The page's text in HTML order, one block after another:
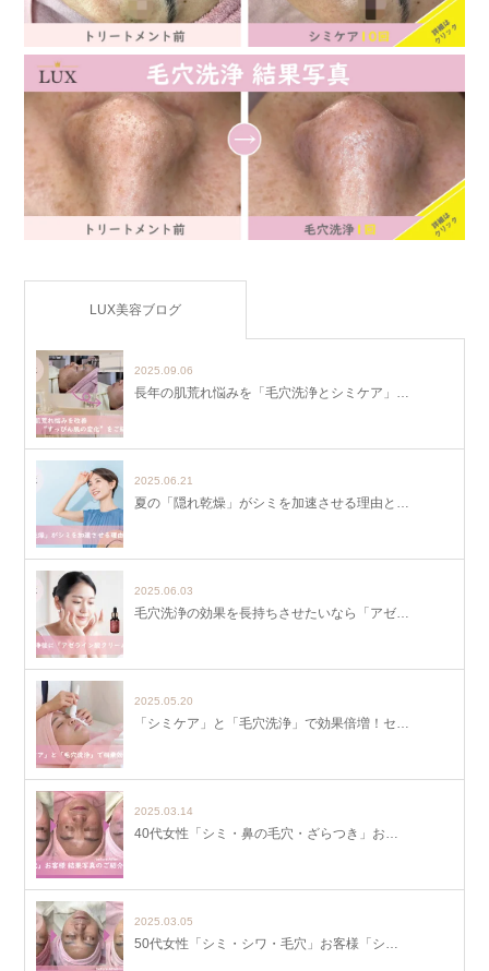
LUX美容ブログ
2025.09.06
長年の肌荒れ悩みを「毛穴洗浄とシミケア」…
2025.06.21
夏の「隠れ乾燥」がシミを加速させる理由と…
2025.06.03
毛穴洗浄の効果を長持ちさせたいなら「アゼ…
2025.05.20
「シミケア」と「毛穴洗浄」で効果倍増！セ…
2025.03.14
40代女性「シミ・鼻の毛穴・ざらつき」お…
2025.03.05
50代女性「シミ・シワ・毛穴」お客様「シ…